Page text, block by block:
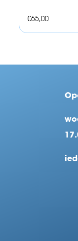
€65,00